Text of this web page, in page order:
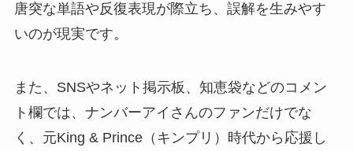
唐突な単語や反復表現が際立ち、誤解を生みやす
いのが現実です。
また、SNSやネット掲示板、知恵袋などのコメン
ト欄では、ナンバーアイさんのファンだけでな
く、元King & Prince（キンプリ）時代から応援し